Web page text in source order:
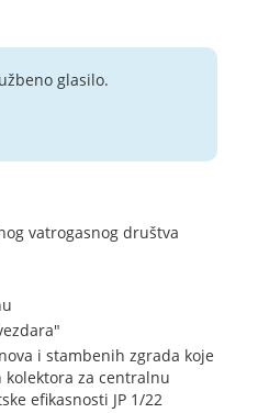
glasilo.
vatrogasnog društva
i stambenih zgrada koje
za centralnu
efikasnosti JP 1/22